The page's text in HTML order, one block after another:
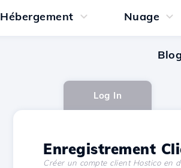
Hébergement Nuage
Blog
Log In
Enregistrement
Créer un compte client Hostico en